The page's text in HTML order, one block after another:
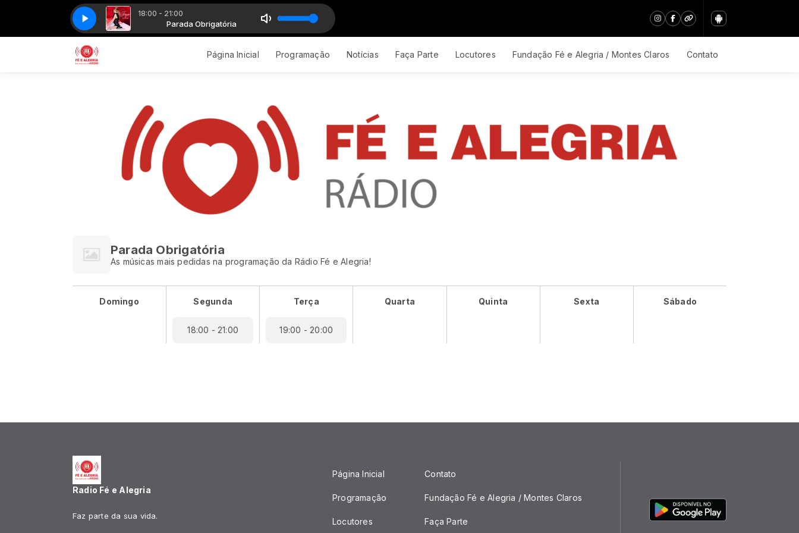
18:00 - 21:00
Parada Obrigatória Parada Obrigatória
FERGIE - BIG GIRLS DONT CRY FERGIE - BIG GIRLS DONT CRY
Página Inicial Programação Notícias Faça Parte Locutores Fundação Fé e Alegria / Montes Claros Contato
Parada Obrigatória
As músicas mais pedidas na programação da Rádio Fé e Alegria!
Domingo Segunda
18:00 - 21:00
Terça
19:00 - 20:00
Quarta Quinta Sexta Sábado
Radio Fé e Alegria
Faz parte da sua vida.
Página Inicial
Programação
Locutores
Contato
Fundação Fé e Alegria / Montes Claros
Faça Parte